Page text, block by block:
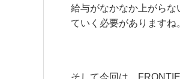
給与がなかなか上がら
ていく必要がありますね
そして今回は、